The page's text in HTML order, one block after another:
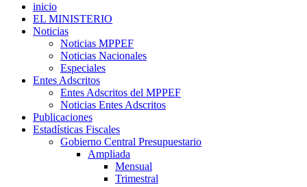
inicio
EL MINISTERIO
Noticias
Noticias MPPEF
Noticias Nacionales
Especiales
Entes Adscritos
Entes Adscritos del MPPEF
Noticias Entes Adscritos
Publicaciones
Estadísticas Fiscales
Gobierno Central Presupuestario
Ampliada
Mensual
Trimestral